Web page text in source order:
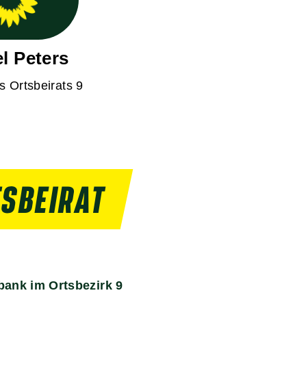
Peters
Ortsbeirats 9
im Ortsbezirk 9